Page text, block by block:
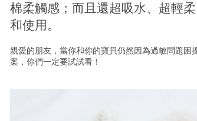
棉柔觸感；而且還超吸水、超輕
和使用。
親愛的朋友，當你和你的寶貝仍然因為過敏問題
案，你們一定要試試看！